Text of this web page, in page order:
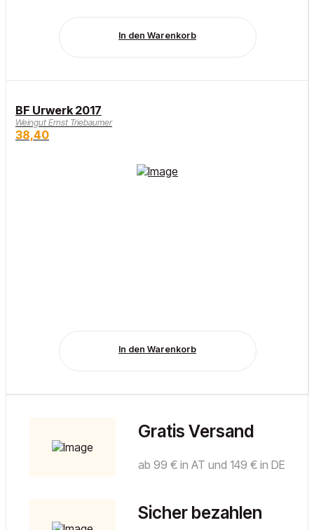
In den Warenkorb
BF Urwerk 2017
Weingut Ernst Triebaumer
38,40
In den Warenkorb
Gratis Versand
ab 99 € in AT und 149 € in DE
Sicher bezahlen